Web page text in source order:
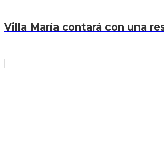
Villa María contará con una